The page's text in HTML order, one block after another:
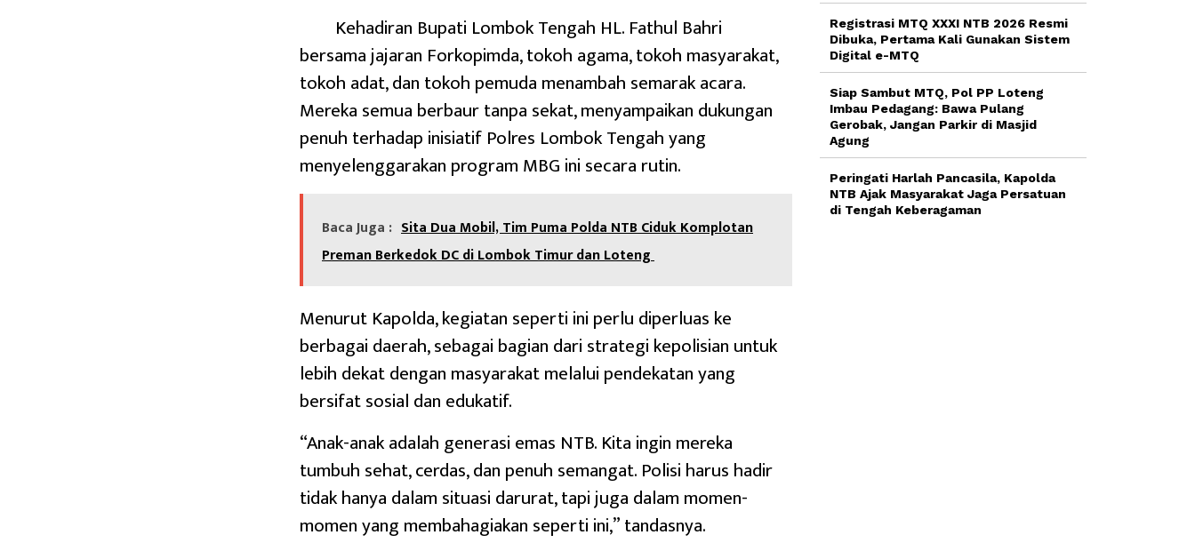
Kehadiran Bupati Lombok Tengah HL. Fathul Bahri
bersama jajaran Forkopimda, tokoh agama, tokoh masyarakat,
tokoh adat, dan tokoh pemuda menambah semarak acara.
Mereka semua berbaur tanpa sekat, menyampaikan dukungan
penuh terhadap inisiatif Polres Lombok Tengah yang
menyelenggarakan program MBG ini secara rutin.
Baca Juga : Sita Dua Mobil, Tim Puma Polda NTB Ciduk Komplotan
Preman Berkedok DC di Lombok Timur dan Loteng
Menurut Kapolda, kegiatan seperti ini perlu diperluas ke
berbagai daerah, sebagai bagian dari strategi kepolisian untuk
lebih dekat dengan masyarakat melalui pendekatan yang
bersifat sosial dan edukatif.
“Anak-anak adalah generasi emas NTB. Kita ingin mereka
tumbuh sehat, cerdas, dan penuh semangat. Polisi harus hadir
tidak hanya dalam situasi darurat, tapi juga dalam momen-
momen yang membahagiakan seperti ini,” tandasnya.
Registrasi MTQ XXXI NTB 2026 Resmi
Dibuka, Pertama Kali Gunakan Sistem
Digital e-MTQ
Siap Sambut MTQ, Pol PP Loteng
Imbau Pedagang: Bawa Pulang
Gerobak, Jangan Parkir di Masjid
Agung
Peringati Harlah Pancasila, Kapolda
NTB Ajak Masyarakat Jaga Persatuan
di Tengah Keberagaman